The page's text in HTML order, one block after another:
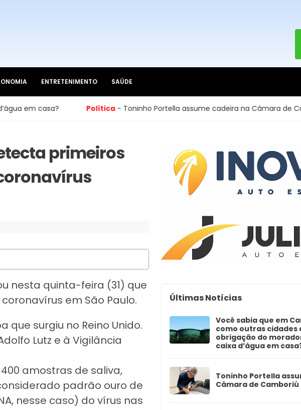
ENTRETENIMENTO SAÚDE
casa? Política- Toninho Portella assume cadeira na Câmara de Camboriú
primeiros
nesta quinta-feira (31) que
em São Paulo.
surgiu no Reino Unido.
Lutz e à Vigilância
amostras de saliva,
padrão ouro de
nesse caso) do vírus nas
Últimas Notícias
Você sabia que em
como outras cidades
obrigação do
caixa d’água em
Toninho Portella
Câmara de Camboriú